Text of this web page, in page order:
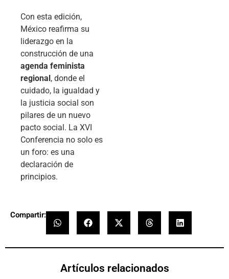
Con esta edición,
México reafirma su
liderazgo en la
construcción de una
agenda feminista
regional , donde el
cuidado, la igualdad y
la justicia social son
pilares de un nuevo
pacto social. La XVI
Conferencia no solo es
un foro: es una
declaración de
principios.
Compartir:
Artículos relacionados